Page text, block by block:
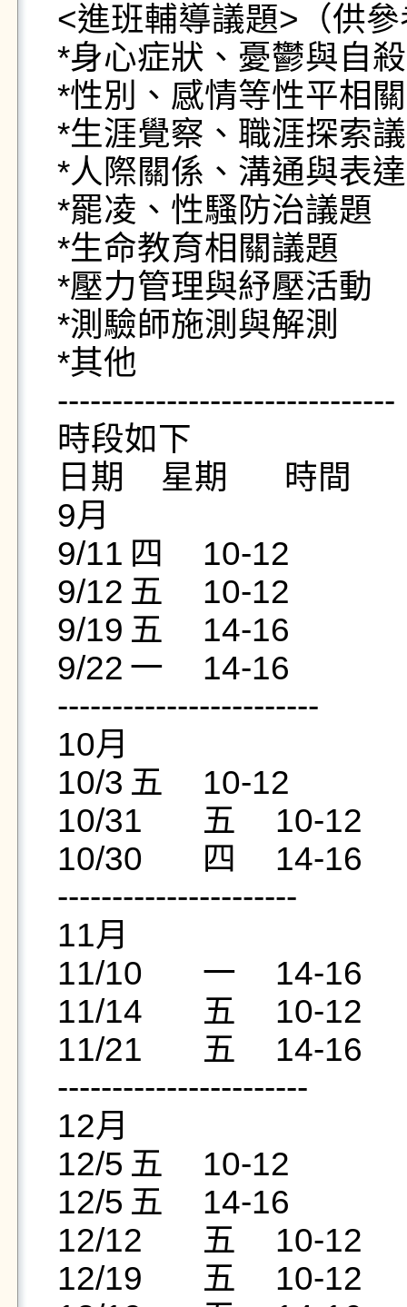
<進班輔導議題>（供
*身心症狀、憂鬱與自
*性別、感情等性平相
*生涯覺察、職涯探索
*人際關係、溝通與表達
*罷凌、性騷防治議題
*生命教育相關議題
*壓力管理與紓壓活動
*測驗師施測與解測
*其他
-------------------------------
時段如下
日期    星期	 時間
9月
9/11	四	10-12
9/12	五	10-12
9/19	五	14-16
9/22	一	14-16
------------------------
10月
10/3	五	10-12
10/31	五	10-12
10/30	四	14-16
----------------------
11月
11/10	一	14-16
11/14	五	10-12
11/21	五	14-16
-----------------------
12月
12/5	五	10-12
12/5	五	14-16
12/12	五	10-12
12/19	五	10-12